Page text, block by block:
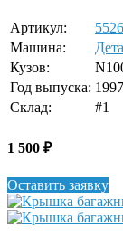
Артикул:
5526
Машина:
Кузов:
Год выпуска: 1997
Склад:
#1
1 500 ₽
Оставить заявку